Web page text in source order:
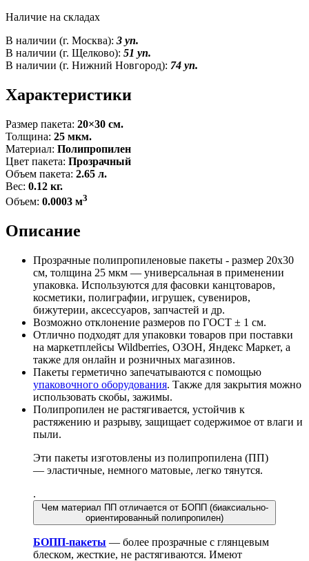
Наличие на складах
В наличии (г. Москва): 3 уп.
В наличии (г. Щелково): 51 уп.
В наличии (г. Нижний Новгород): 74 уп.
Характеристики
Размер пакета: 20×30 см.
Толщина: 25 мкм.
Материал: Полипропилен
Цвет пакета: Прозрачный
Объем пакета: 2.65 л.
Вес: 0.12 кг.
Объем: 0.0003 м3
Описание
Прозрачные полипропиленовые пакеты - размер 20x30
см, толщина 25 мкм — универсальная в применении
упаковка. Используются для фасовки канцтоваров,
косметики, полиграфии, игрушек, сувениров,
бижутерии, аксессуаров, запчастей и др.
Возможно отклонение размеров по ГОСТ ± 1 см.
Отлично подходят для упаковки товаров при поставки
на маркетплейсы Wildberries, ОЗОН, Яндекс Маркет, а
также для онлайн и розничных магазинов.
Пакеты герметично запечатываются с помощью
упаковочного оборудования. Также для закрытия можно
использовать скобы, зажимы.
Полипропилен не растягивается, устойчив к
растяжению и разрыву, защищает содержимое от влаги и
пыли.
Эти пакеты изготовлены из полипропилена (ПП)
— эластичные, немного матовые, легко тянутся.
.
Чем материал ПП отличается от БОПП (биаксиально-
ориентированный полипропилен)
БОПП-пакеты — более прозрачные с глянцевым
блеском, жесткие, не растягиваются. Имеют